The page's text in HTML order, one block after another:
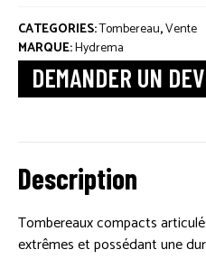
CATEGORIES:Tombereau,Vente
MARQUE:Hydrema
DEMANDER UN
Description
Tombereaux compacts
extrêmes et possédant une